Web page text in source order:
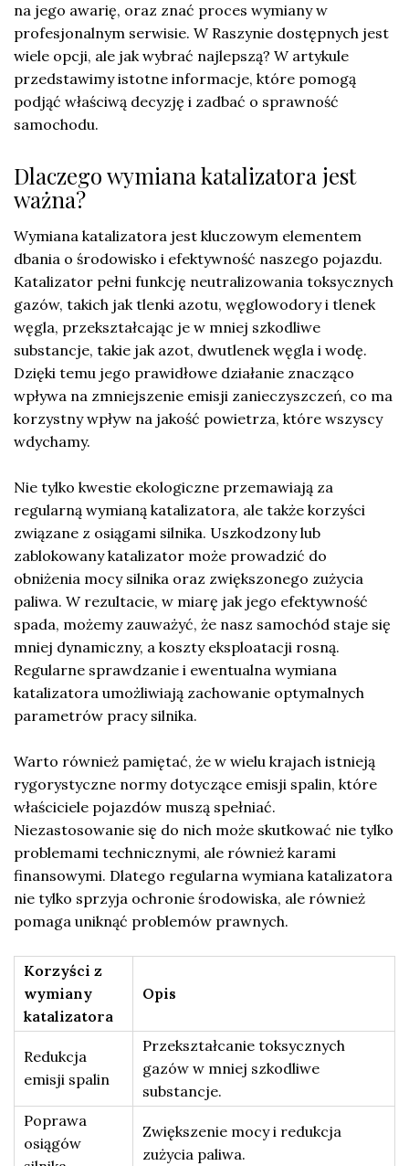
na jego awarię, oraz znać proces wymiany w
profesjonalnym serwisie. W Raszynie dostępnych jest
wiele opcji, ale jak wybrać najlepszą? W artykule
przedstawimy istotne informacje, które pomogą
podjąć właściwą decyzję i zadbać o sprawność
samochodu.
Dlaczego wymiana katalizatora jest
ważna?
Wymiana katalizatora jest kluczowym elementem
dbania o środowisko i efektywność naszego pojazdu.
Katalizator pełni funkcję neutralizowania toksycznych
gazów, takich jak tlenki azotu, węglowodory i tlenek
węgla, przekształcając je w mniej szkodliwe
substancje, takie jak azot, dwutlenek węgla i wodę.
Dzięki temu jego prawidłowe działanie znacząco
wpływa na zmniejszenie emisji zanieczyszczeń, co ma
korzystny wpływ na jakość powietrza, które wszyscy
wdychamy.
Nie tylko kwestie ekologiczne przemawiają za
regularną wymianą katalizatora, ale także korzyści
związane z osiągami silnika. Uszkodzony lub
zablokowany katalizator może prowadzić do
obniżenia mocy silnika oraz zwiększonego zużycia
paliwa. W rezultacie, w miarę jak jego efektywność
spada, możemy zauważyć, że nasz samochód staje się
mniej dynamiczny, a koszty eksploatacji rosną.
Regularne sprawdzanie i ewentualna wymiana
katalizatora umożliwiają zachowanie optymalnych
parametrów pracy silnika.
Warto również pamiętać, że w wielu krajach istnieją
rygorystyczne normy dotyczące emisji spalin, które
właściciele pojazdów muszą spełniać.
Niezastosowanie się do nich może skutkować nie tylko
problemami technicznymi, ale również karami
finansowymi. Dlatego regularna wymiana katalizatora
nie tylko sprzyja ochronie środowiska, ale również
pomaga uniknąć problemów prawnych.
Korzyści z
wymiany
katalizatora
Opis
Redukcja
emisji spalin
Przekształcanie toksycznych
gazów w mniej szkodliwe
substancje.
Poprawa
osiągów
Zwiększenie mocy i redukcja
zużycia paliwa.